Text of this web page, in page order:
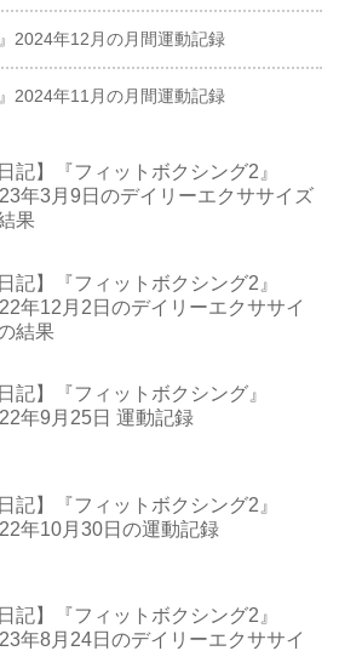
2024年12月の月間運動記録
2024年11月の月間運動記録
日記】『フィットボクシング2』
年3月9日のデイリーエクササイズ
果
日記】『フィットボクシング2』
年12月2日のデイリーエクササイ
結果
日記】『フィットボクシング』
年9月25日 運動記録
日記】『フィットボクシング2』
年10月30日の運動記録
日記】『フィットボクシング2』
年8月24日のデイリーエクササイ